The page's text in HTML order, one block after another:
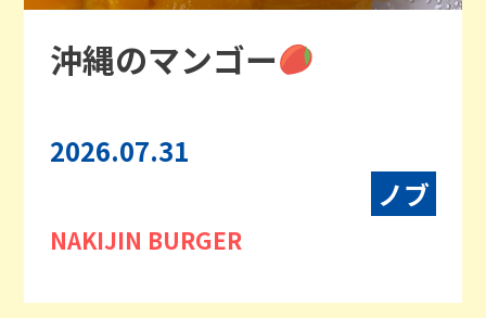
沖縄のマンゴー
2026.07.31
ノブ
NAKIJIN BURGER